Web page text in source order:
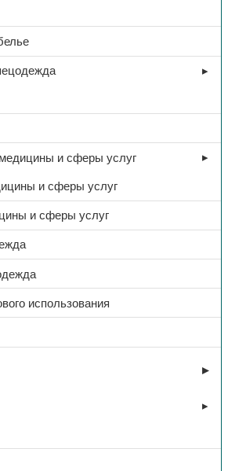
и сферы услуг
и сферы услуг
и сферы услуг
использования